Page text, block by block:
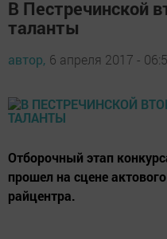
В Пестречинской
таланты
автор, 6 апреля 2017 -
Отборочный этап
прошел на сцене
райцентра.